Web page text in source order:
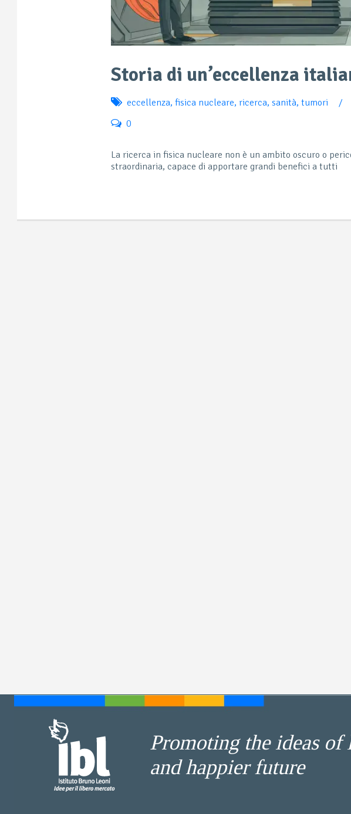
Storia di un’eccellenza
eccellenza, fisica nucleare, ricerca, sanità, tumori /
0
La ricerca in fisica nucleare non è un ambito oscuro o
straordinaria, capace di apportare grandi benefici a tutti
Promoting the ideas
and happier future